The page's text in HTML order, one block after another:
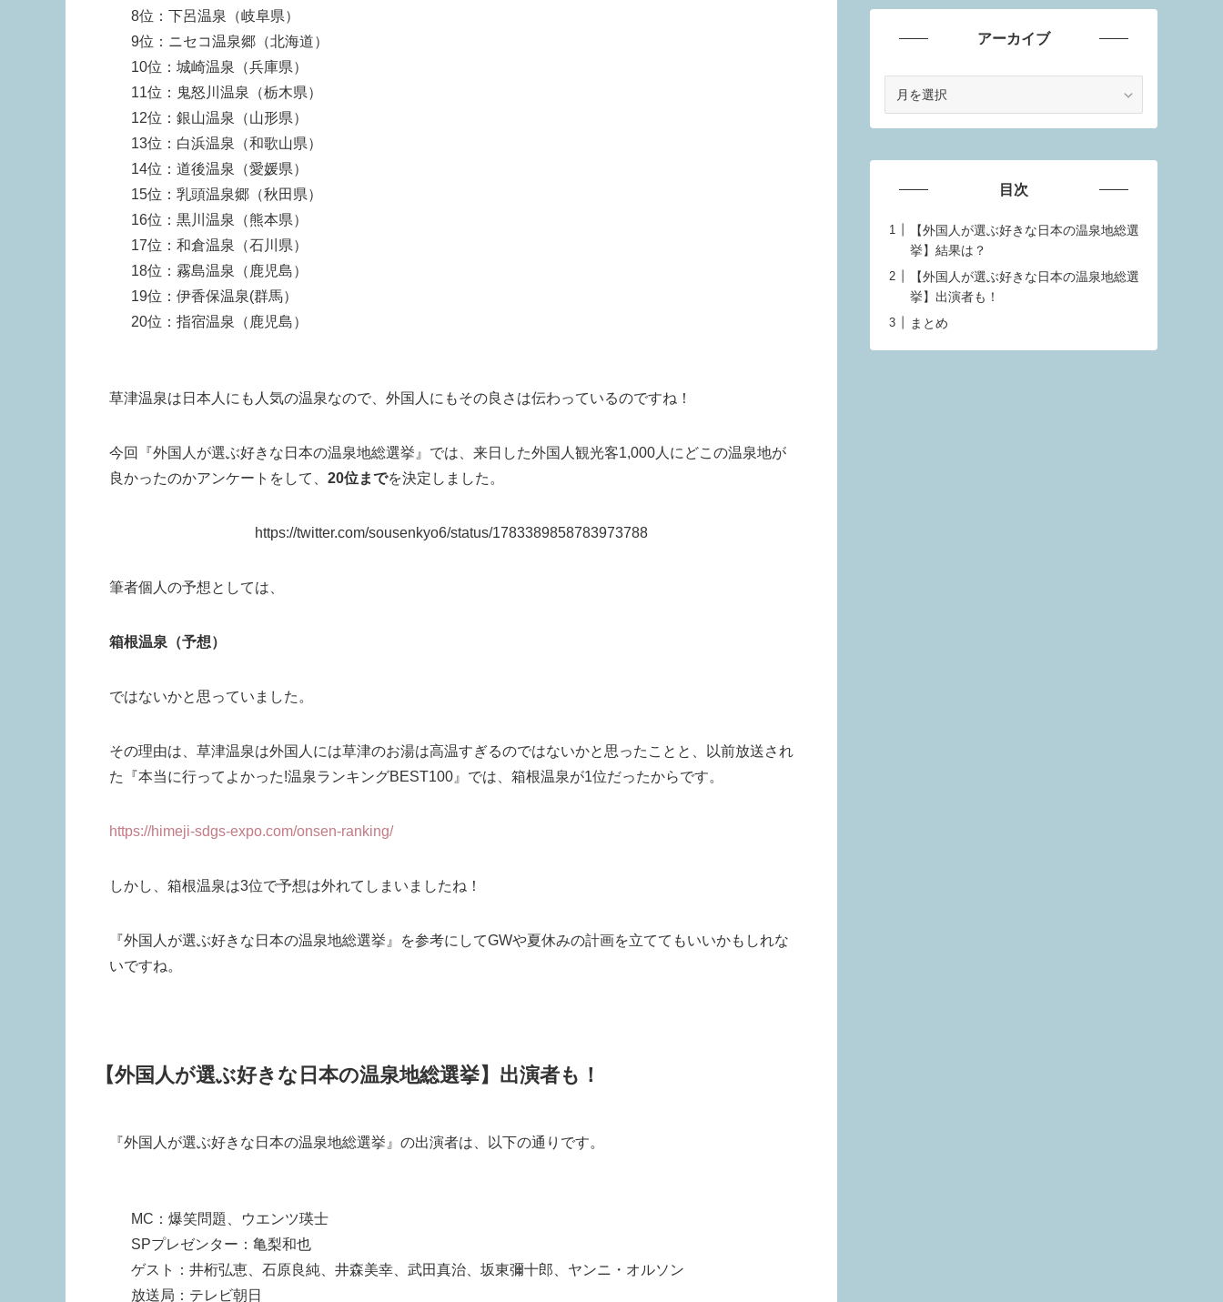
8位：下呂温泉（岐阜県）
9位：ニセコ温泉郷（北海道）
10位：城崎温泉（兵庫県）
11位：鬼怒川温泉（栃木県）
12位：銀山温泉（山形県）
13位：白浜温泉（和歌山県）
14位：道後温泉（愛媛県）
15位：乳頭温泉郷（秋田県）
16位：黒川温泉（熊本県）
17位：和倉温泉（石川県）
18位：霧島温泉（鹿児島）
19位：伊香保温泉(群馬）
20位：指宿温泉（鹿児島）
草津温泉は日本人にも人気の温泉なので、外国人にもその良さは伝わっているのですね！
今回『外国人が選ぶ好きな日本の温泉地総選挙』では、 来日した外国人観光客1,000人にどこの温泉地が
良かったのかアンケートをして、 20位までを決定 しました。
https://twitter.com/sousenkyo6/status/1783389858783973788
筆者個人の予想としては、
箱根温泉（予想）
ではないかと思っていました。
その理由は、草津温泉は外国人には草津のお湯は高温すぎるのではないかと思ったことと、以前放送され
た『本当に行ってよかった!温泉ランキングBEST100』では、箱根温泉が1位だったからです。
https://himeji-sdgs-expo.com/onsen-ranking/
しかし、箱根温泉は3位で予想は外れてしまいましたね！
『外国人が選ぶ好きな日本の温泉地総選挙』を参考にしてGWや夏休みの計画を立ててもいいかもしれな
いですね。
【外国人が選ぶ好きな日本の温泉地総選挙】出演者も！
『外国人が選ぶ好きな日本の温泉地総選挙』の出演者は、以下の通りです。
MC：爆笑問題、ウエンツ瑛士
SPプレゼンター：亀梨和也
ゲスト：井桁弘恵、石原良純、井森美幸、武田真治、坂東彌十郎、ヤンニ・オルソン
放送局：テレビ朝日
アーカイブ
ブ
目次
【外国人が選ぶ好きな日本の温泉地総選
挙】結果は？
【外国人が選ぶ好きな日本の温泉地総選
挙】出演者も！
まとめ